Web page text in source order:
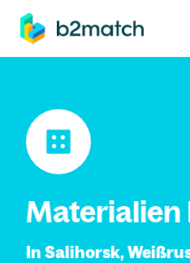
springen
Materialien
In Salihorsk,